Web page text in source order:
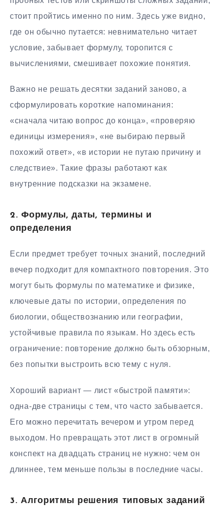
стоит пройтись именно по ним. Здесь уже видно,
где он обычно путается: невнимательно читает
условие, забывает формулу, торопится с
вычислениями, смешивает похожие понятия.
Важно не решать десятки заданий заново, а
сформулировать короткие напоминания:
«сначала читаю вопрос до конца», «проверяю
единицы измерения», «не выбираю первый
похожий ответ», «в истории не путаю причину и
следствие». Такие фразы работают как
внутренние подсказки на экзамене.
2. Формулы, даты, термины и
определения
Если предмет требует точных знаний, последний
вечер подходит для компактного повторения. Это
могут быть формулы по математике и физике,
ключевые даты по истории, определения по
биологии, обществознанию или географии,
устойчивые правила по языкам. Но здесь есть
ограничение: повторение должно быть обзорным,
без попытки выстроить всю тему с нуля.
Хороший вариант — лист «быстрой памяти»:
одна-две страницы с тем, что часто забывается.
Его можно перечитать вечером и утром перед
выходом. Но превращать этот лист в огромный
конспект на двадцать страниц не нужно: чем он
длиннее, тем меньше пользы в последние часы.
3. Алгоритмы решения типовых заданий